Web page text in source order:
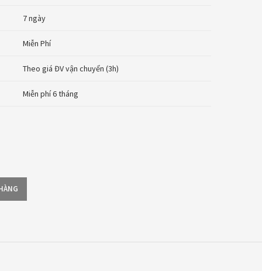
7 ngày
Miễn Phí
Theo giá ĐV vận chuyển (3h)
Miễn phí 6 tháng